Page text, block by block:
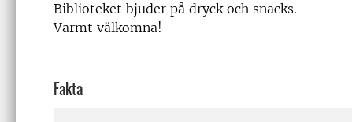
Biblioteket bjuder på dryck och snacks.
Varmt välkomna!
Fakta